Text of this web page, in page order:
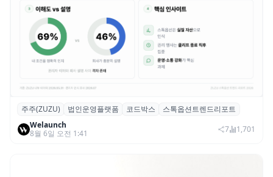
스톡옵션 취소율 2년 만에 18.2%→31.3%…
권리 발생 즉시 행사 비중도 급증
주주(ZUZU) 법인운영플랫폼 코드박스
스톡옵션트렌드리포트
Welaunch
8월 6일 오전 1:41
7 1,701